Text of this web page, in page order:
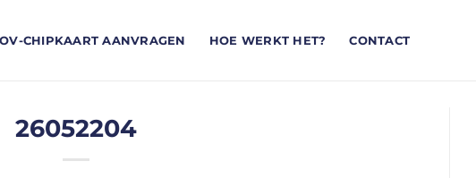
OV-CHIPKAART AANVRAGEN HOE WERKT HET? CONTACT
26052204